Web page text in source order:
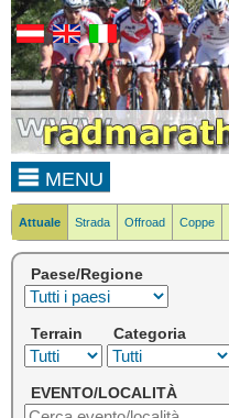
MENU
Attuale Strada Offroad Coppe
Paese/Regione
Terrain Categoria
EVENTO/LOCALITÀ